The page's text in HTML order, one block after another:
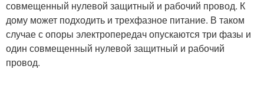
совмещенный нулевой защитный и рабочий провод. К
дому может подходить и трехфазное питание. В таком
случае с опоры электропередач опускаются три фазы и
один совмещенный нулевой защитный и рабочий
провод.